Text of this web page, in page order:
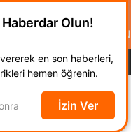
SPOR MAGAZİN
Yaşam
Olun!
en son haberleri,
hemen öğrenin.
İzin Ver